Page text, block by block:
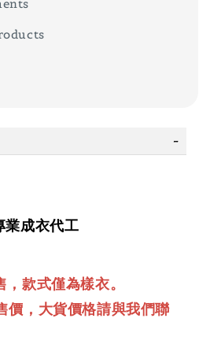
業成衣代工
款式僅為樣衣。
價，大貨價格請與我們聯